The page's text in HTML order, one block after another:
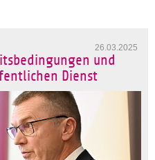
26.03.2025
und
Dienst